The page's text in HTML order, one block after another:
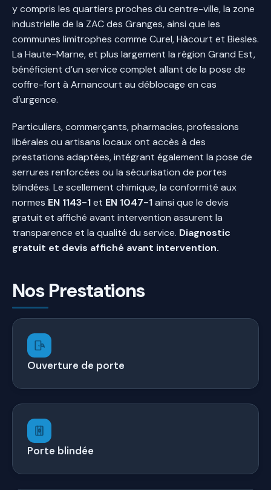
y compris les quartiers proches du centre-ville, la zone
industrielle de la ZAC des Granges, ainsi que les
communes limitrophes comme Curel, Hâcourt et Biesles.
La Haute-Marne, et plus largement la région Grand Est,
bénéficient d’un service complet allant de la pose de
coffre-fort à Arnancourt au déblocage en cas
d’urgence.
Particuliers, commerçants, pharmacies, professions
libérales ou artisans locaux ont accès à des
prestations adaptées, intégrant également la pose de
serrures renforcées ou la sécurisation de portes
blindées. Le scellement chimique, la conformité aux
normes EN 1143-1et EN 1047-1ainsi que le devis
gratuit et affiché avant intervention assurent la
transparence et la qualité du service. Diagnostic
gratuit et devis affiché avant intervention.
Nos Prestations
Ouverture de porte
Porte blindée